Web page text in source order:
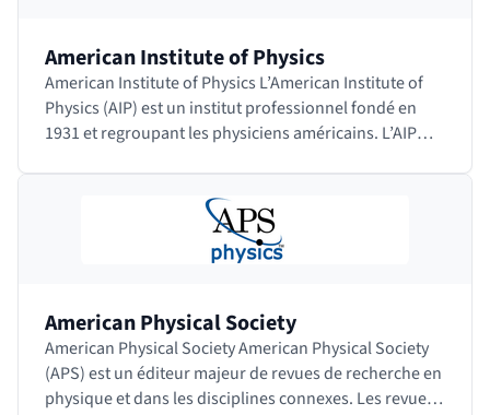
American Institute of Physics
American Institute of Physics L’American Institute of
Physics (AIP) est un institut professionnel fondé en
1931 et regroupant les physiciens américains. L’AIP
American Physical Society
American Physical Society American Physical Society
(APS) est un éditeur majeur de revues de recherche en
physique et dans les disciplines connexes. Les revues